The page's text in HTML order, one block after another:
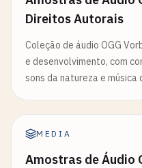
Direitos Autorais
Coleção de áudio OGG
e desenvolvimento, com
sons da natureza e música
MEDIA
Amostras de Áudio